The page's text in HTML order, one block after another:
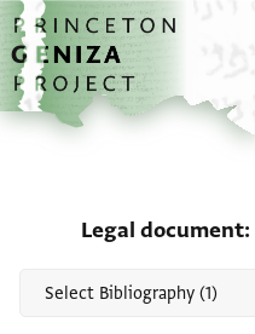
Skip to main content
home
Legal document